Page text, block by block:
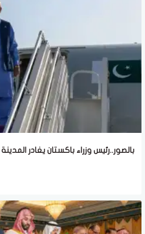
بالصور..رئيس وزراء باكستان يغادر